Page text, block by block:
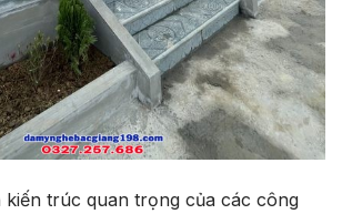
kiến trúc quan trọng của các công